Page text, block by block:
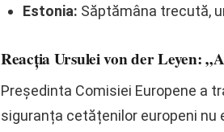
Estonia: Săptămâna trecută,
Reacția Ursulei von der Leyen:
Președinta Comisiei Europene a
siguranța cetățenilor europeni nu